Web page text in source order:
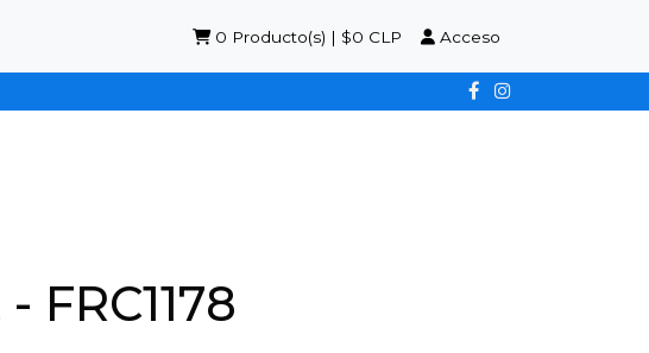
0 Producto(s) | $0 CLP Acceso
FRC1178